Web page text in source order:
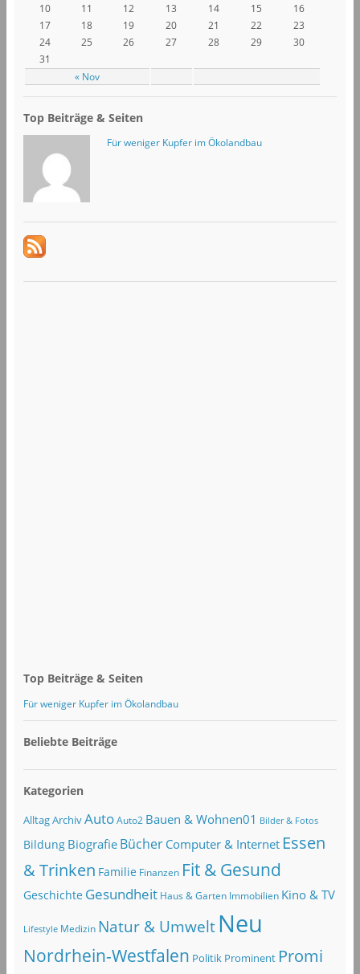
« Nov
10
11 12 13 14 15
16
17
18 19 20 21 22
23
24
25 26 27 28 29
30
31
Top Beiträge & Seiten
Für weniger Kupfer im Ökolandbau
Top Beiträge & Seiten
Für weniger Kupfer im Ökolandbau
Beliebte Beiträge
Kategorien
AlltagArchivAuto Auto2 Bauen & Wohnen01 Bilder & Fotos
Bildung Biografie Bücher Computer & Internet Essen
& Trinken Familie Finanzen Fit & Gesund
Geschichte Gesundheit Haus & Garten Immobilien Kino & TV
Lifestyle Medizin Natur & Umwelt Neu
Nordrhein-Westfalen Politik Prominent Promi